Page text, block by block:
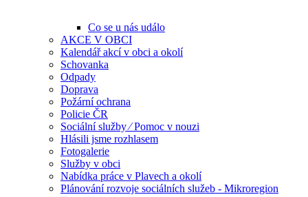
Co se u nás událo
AKCE V OBCI
Kalendář akcí v obci a okolí
Schovanka
Odpady
Doprava
Požární ochrana
Policie ČR
Sociální služby ⁄ Pomoc v nouzi
Hlásili jsme rozhlasem
Fotogalerie
Služby v obci
Nabídka práce v Plavech a okolí
Plánování rozvoje sociálních služeb - Mikroregion